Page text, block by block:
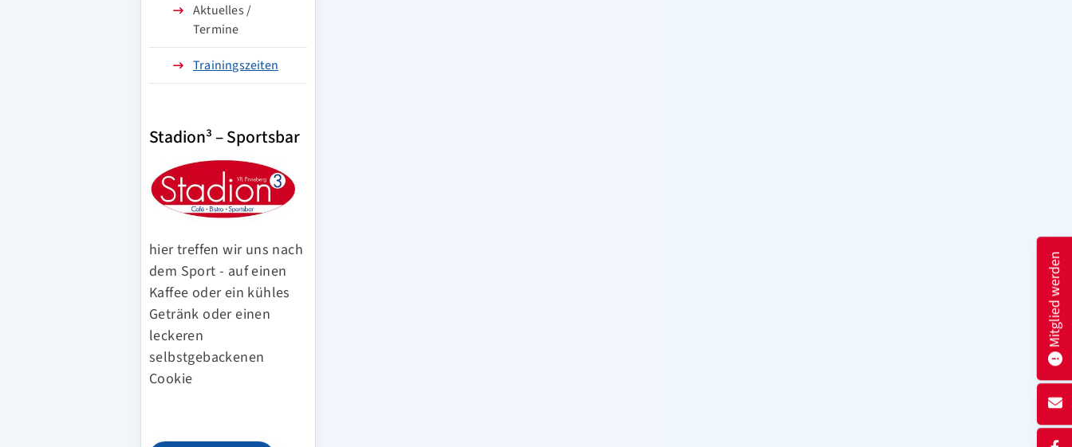
Aktuelles /
Termine
Trainingszeiten
Stadion³ – Sportsbar
hier treffen wir uns nach
dem Sport - auf einen
Kaffee oder ein kühles
Getränk oder einen
leckeren
selbstgebackenen
Cookie
Mitglied werden